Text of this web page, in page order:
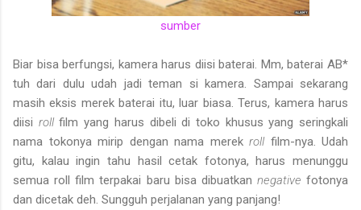
sumber
Biar bisa berfungsi, kamera harus diisi baterai. Mm, baterai AB*
tuh dari dulu udah jadi teman si kamera. Sampai sekarang
masih eksis merek baterai itu, luar biasa. Terus, kamera harus
diisi rollfilm yang harus dibeli di toko khusus yang seringkali
nama tokonya mirip dengan nama merek rollfilm-nya. Udah
gitu, kalau ingin tahu hasil cetak fotonya, harus menunggu
semua roll film terpakai baru bisa dibuatkan negative fotonya
dan dicetak deh. Sungguh perjalanan yang panjang!